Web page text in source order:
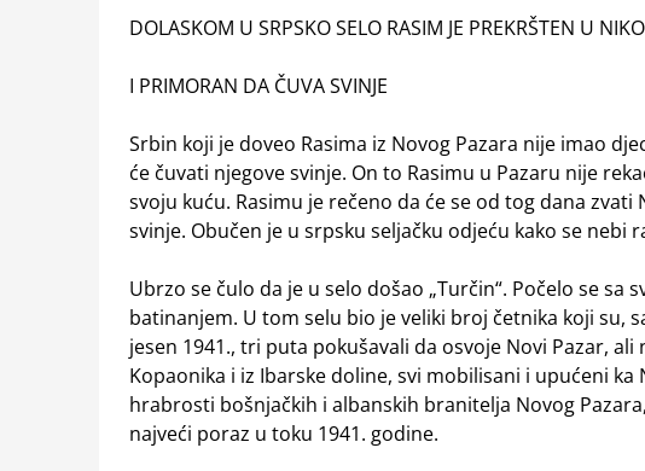
DOLASKOM U SRPSKO SELO RASIM JE PREKRŠTEN U
I PRIMORAN DA ČUVA SVINJE
Srbin koji je doveo Rasima iz Novog Pazara nije imao
će čuvati njegove svinje. On to Rasimu u Pazaru nije
svoju kuću. Rasimu je rečeno da će se od tog dana zvati
svinje. Obučen je u srpsku seljačku odjeću kako se nebi
Ubrzo se čulo da je u selo došao „Turčin“. Počelo se sa
batinanjem. U tom selu bio je veliki broj četnika koji su,
jesen 1941., tri puta pokušavali da osvoje Novi Pazar, ali
Kopaonika i iz Ibarske doline, svi mobilisani i upućeni
hrabrosti bošnjačkih i albanskih branitelja Novog
najveći poraz u toku 1941. godine.